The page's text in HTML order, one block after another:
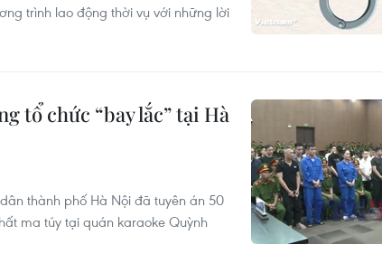
trình lao động thời vụ với những lời
tổ chức “bay lắc” tại Hà
thành phố Hà Nội đã tuyên án 50
ma túy tại quán karaoke Quỳnh